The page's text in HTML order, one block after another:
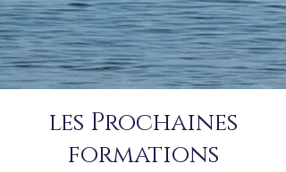
les Prochaines
formations